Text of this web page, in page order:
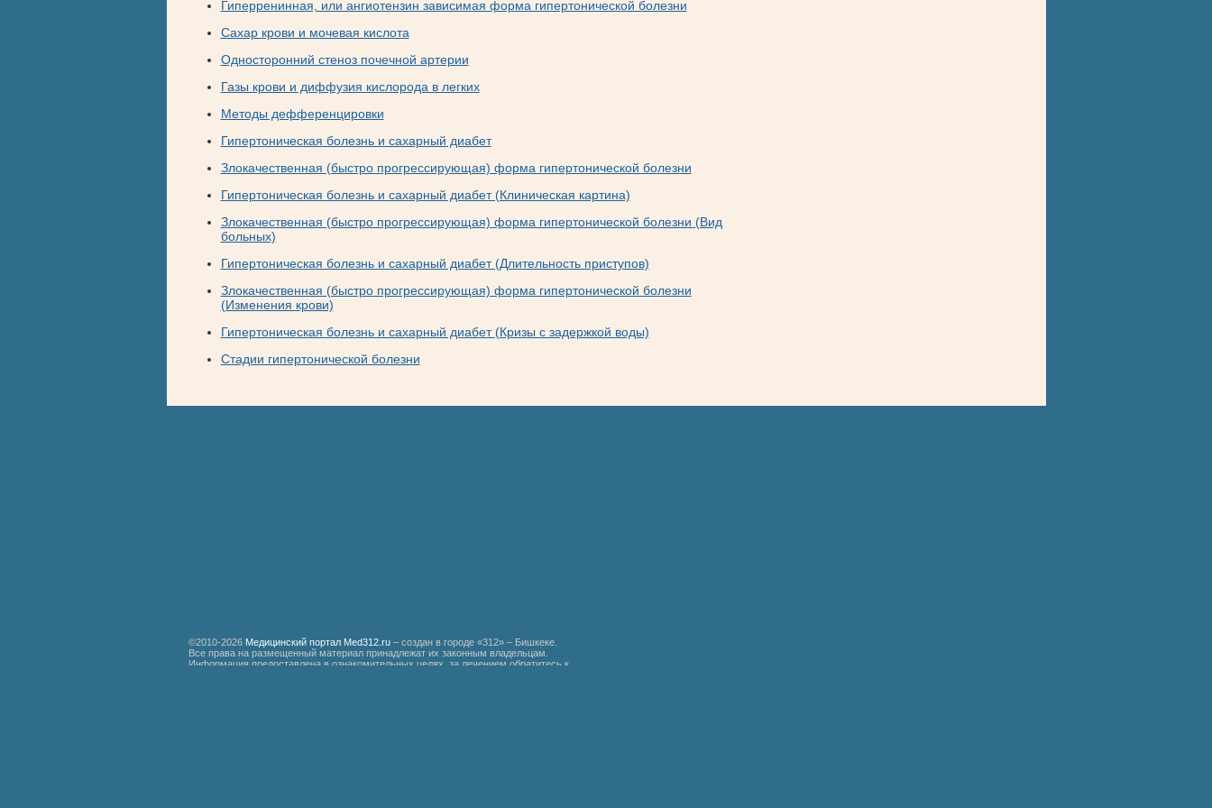
Гиперренинная, или ангиотензин зависимая форма гипертонической болезни
Сахар крови и мочевая кислота
Односторонний стеноз почечной артерии
Газы крови и диффузия кислорода в легких
Методы дефференцировки
Гипертоническая болезнь и сахарный диабет
Злокачественная (быстро прогрессирующая) форма гипертонической болезни
Гипертоническая болезнь и сахарный диабет (Клиническая картина)
Злокачественная (быстро прогрессирующая) форма гипертонической болезни (Вид
больных)
Гипертоническая болезнь и сахарный диабет (Длительность приступов)
Злокачественная (быстро прогрессирующая) форма гипертонической болезни
(Изменения крови)
Гипертоническая болезнь и сахарный диабет (Кризы с задержкой воды)
Стадии гипертонической болезни
©2010-2026 Медицинский портал Med312.ru – создан в городе «312» – Бишкеке.
Все права на размещенный материал принадлежат их законным владельцам.
Информация предоставлена в ознакомительных целях, за лечением обратитесь к